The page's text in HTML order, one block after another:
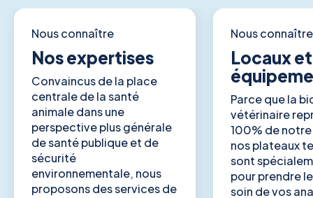
Nous connaître
Nos expertises
Convaincus de la place
centrale de la santé
animale dans une
perspective plus générale
de santé publique et de
sécurité
environnementale, nous
proposons des services de
Nous connaître
Locaux et
Parce que la
vétérinaire
100% de
nos plateaux
sont
pour prendre
soin de vos